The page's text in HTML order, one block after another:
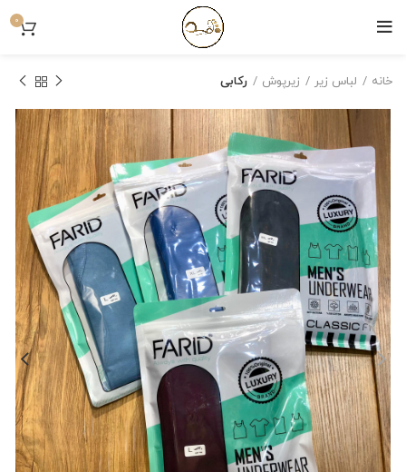
0
خانه لباس زیر زیرپوش رکابی